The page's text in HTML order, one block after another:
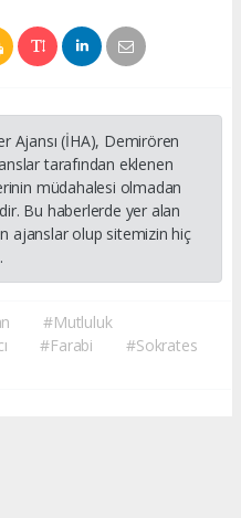
Ajansı (İHA), Demirören
tarafından eklenen
müdahalesi olmadan
Bu haberlerde yer alan
ajanslar olup sitemizin hiç
#Mutluluk
#Farabi
#Sokrates